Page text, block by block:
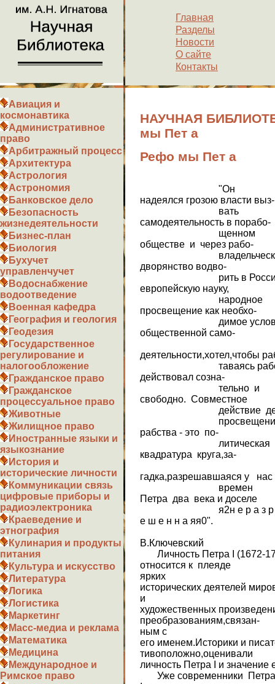
Главная
Разделы
Новости
О сайте
Контакты
Авиация и
космонавтика
Административное
право
Арбитражный процесс
Архитектура
Астрология
Астрономия
Банковское дело
Безопасность
жизнедеятельности
Бизнес-план
Биология
Бухучет
управленчучет
Водоснабжение
водоотведение
Военная кафедра
География и геология
Геодезия
Государственное
регулирование и
налогообложение
Гражданское право
Гражданское
процессуальное право
Животные
Жилищное право
Иностранные языки и
языкознание
История и
исторические личности
Коммуникации связь
цифровые приборы и
радиоэлектроника
Краеведение и
этнография
Кулинария и продукты
питания
Культура и искусство
Литература
Логика
Логистика
Маркетинг
Масс-медиа и реклама
Математика
Медицина
Международное и
Римское право
НАУЧНАЯ
мы Пет а
Рефо мы Пет а
"Он
надеялся грозою власти выз-
вать
самодеятельность в порабо-
щенном
обществе и через рабо-
дворянство водво-
рить в
европейскую науку,
народное
просвещение как необхо-
димое
общественной само-
деятельности,хотел,чтобы
таваясь
действовал созна-
тельно и
свободно. Совместное
действие
просвещения
рабства - это по-
литическая
квадратура круга,за-
гадка,разрешавшаяся у
времен
Петра два века и доселе
я2н е р а з р
е ш е н н а яя0".
В.Ключевский
Личность Петра I (1672-
относится к плеяде
ярких
исторических деятелей
и
художественных
преобразованиям,связан-
ным с
его именем.Историки и
тивоположно,оценивали
личность Петра I и значение
Уже современники